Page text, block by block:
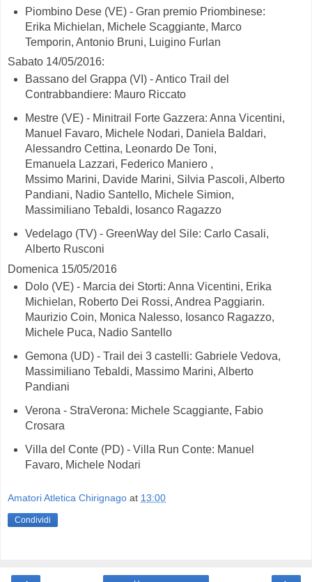
Piombino Dese (VE) - Gran premio Priombinese:
Erika Michielan, Michele Scaggiante, Marco
Temporin, Antonio Bruni, Luigino Furlan
Sabato 14/05/2016:
Bassano del Grappa (VI) - Antico Trail del
Contrabbandiere: Mauro Riccato
Mestre (VE) - Minitrail Forte Gazzera: Anna Vicentini,
Manuel Favaro, Michele Nodari, Daniela Baldari,
Alessandro Cettina, Leonardo De Toni,
Emanuela Lazzari, Federico Maniero ,
Mssimo Marini, Davide Marini, Silvia Pascoli, Alberto
Pandiani, Nadio Santello, Michele Simion,
Massimiliano Tebaldi, Iosanco Ragazzo
Vedelago (TV) - GreenWay del Sile: Carlo Casali,
Alberto Rusconi
Domenica 15/05/2016
Dolo (VE) - Marcia dei Storti: Anna Vicentini, Erika
Michielan, Roberto Dei Rossi, Andrea Paggiarin.
Maurizio Coin, Monica Nalesso, Iosanco Ragazzo,
Michele Puca, Nadio Santello
Gemona (UD) - Trail dei 3 castelli: Gabriele Vedova,
Massimiliano Tebaldi, Massimo Marini, Alberto
Pandiani
Verona - StraVerona: Michele Scaggiante, Fabio
Crosara
Villa del Conte (PD) - Villa Run Conte: Manuel
Favaro, Michele Nodari
Amatori Atletica Chirignago at 13:00
Condividi